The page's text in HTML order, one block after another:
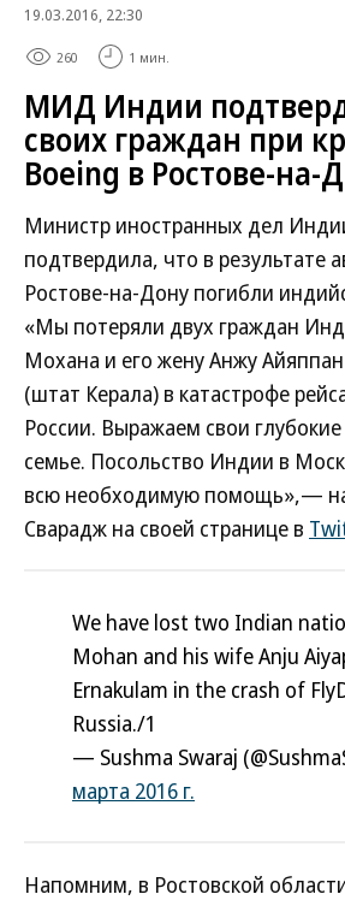
19.03.2016, 22:30
260 1 мин.
МИД Индии
своих граждан при
Boeing в Ростове-на-
Министр иностранных дел
подтвердила, что в результате
Ростове-на-Дону погибли
«Мы потеряли двух граждан
Мохана и его жену Анжу
(штат Керала) в катастрофе
России. Выражаем свои
семье. Посольство Индии в
всю необходимую помощь»,—
Сварадж на своей странице в
We have lost two Indian
Mohan and his wife Anju
Ernakulam in the crash of
Russia./1
— Sushma Swaraj
марта 2016 г.
Напомним, в Ростовской